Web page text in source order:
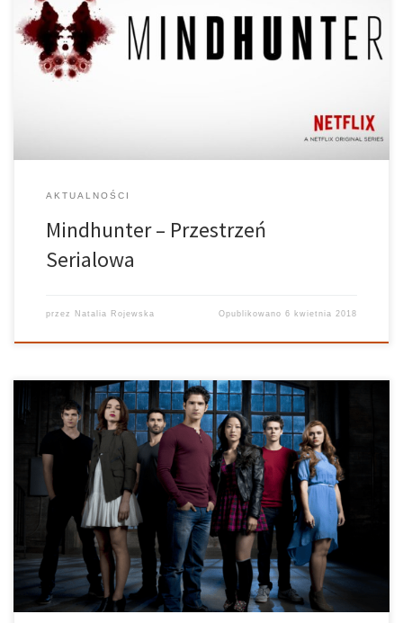
Rafał Król Realizuje: Ania Bielec Grafika: Kuba Siedlecki
Mindhunter to produkcja Davida Finchera. Wielkie nazwisko
kojarzone z dobrym i mocnym kinem. Nadszedł więc czas na
dobry i mocny serial. Mindhunter powstał na podstawie książki o
AKTUALNOŚCI
Mindhunter – Przestrzeń
Serialowa
przez Natalia Rojewska Opublikowano6 kwietnia 2018
Przestrzeń Serialowa – 04.12.2017 Prowadzi: Natalia Rojewska,
Rafał Król Realizuje: Ania Bielec Grafika: Kuba Siedlecki Jednym z
najpopularniejszych seriali młodzieżowych ostatnich lat, wciąż
bezsprzecznie znajdującym się w moim zestawieniu guilty
pleasure (tł. grzesznych przyjemności), pozostaje Teen
Wolf. Historia przyjaźni Scotta i Stilesa komplikuje się […]